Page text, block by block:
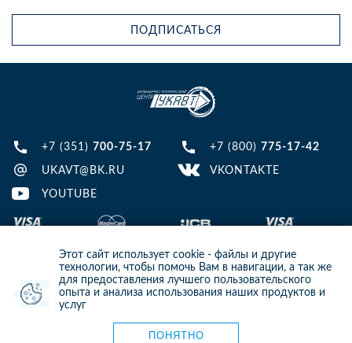
Этот сайт использует cookie - файлы и другие
технологии, чтобы помочь Вам в навигации, а так же
для предоставления лучшего пользовательского
опыта и анализа использования наших продуктов и
услуг
ПОНЯТНО
ПОДПИСАТЬСЯ
+7 (351) 700-75-17 +7 (800) 775-17-42
UKAVT@BK.RU VKONTAKTE
YOUTUBE
© 2013-2024 ООО ИТЦ УКАВТ. ИНН: 7448122124, ОГРН: 1097448007216
ИНФОРМАЦИЯ НА САЙТЕ НЕ ЯВЛЯЕТСЯ ПУБЛИЧНОЙ ОФЕРТОЙ. ДЛЯ